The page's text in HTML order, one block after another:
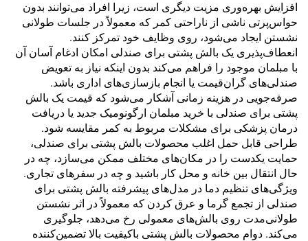
افزایش بهره‌وری مزیت دیگری است، زیرا افراد می‌توانند بدون
حواس‌پرتی ناشی از ناراحتی کمر که معمولاً در جلسات طولانی
نشستن ایجاد می‌شود، روی وظایف خود تمرکز کنند.
انعطاف‌پذیری یک بالش پشتی برای صندلی امکان ادغام آسان آن
با مبلمان موجود را فراهم می‌کند بدون اینکه نیاز به تعویض
صندلی‌های گران‌قیمت یا انجام بازسازی‌های اداری باشد.
صرفه‌جویی در هزینه زمانی آشکار می‌شود که قیمت یک بالش
پشتی برای صندلی با خرید مبلمان ارگونومیک جدید یا دریافت
درمان پزشکی برای مشکلات مربوط به کمر مقایسه شود.
طراحی قابل حمل اغلب محصولات بالش پشتی برای صندلی،
حمایت یکدست را در مکان‌های مختلف ممکن می‌سازد، چه در
حال انتقال بین خانه و محل کار باشید و چه در سفرهای تجاری.
ویژگی‌های تنظیم دما در مدل‌های پیشرفته بالش پشتی برای
صندلی از تجمع گرما و عرق کردن که معمولاً در اثر نشستن
طولانی‌مدت روی بالش‌های معمولی رخ می‌دهد، جلوگیری
می‌کند. دوام محصولات بالش پشتی باکیفیت بالا تضمین‌کننده